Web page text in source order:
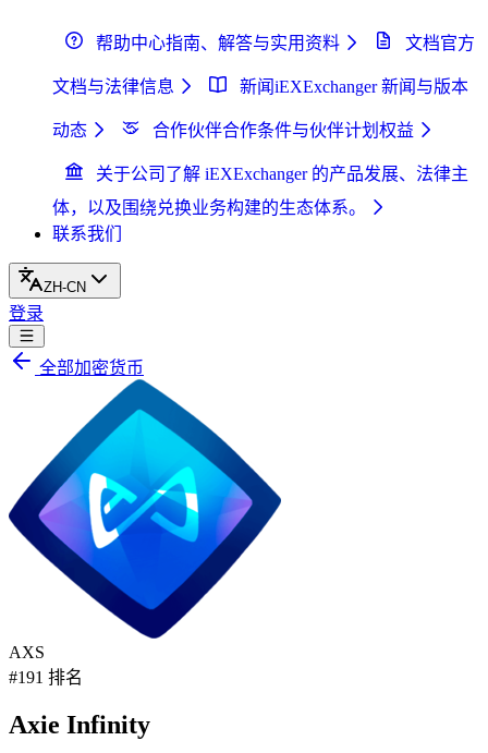
帮助中心指南、解答与实用资料 文档官方
文档与法律信息 新闻iEXExchanger 新闻与版本
动态 合作伙伴合作条件与伙伴计划权益
关于公司 了解 iEXExchanger 的产品发展、法律主
体，以及围绕兑换业务构建的生态体系。
联系我们
ZH-CN
登录
全部加密货币
AXS
#191 排名
Axie Infinity